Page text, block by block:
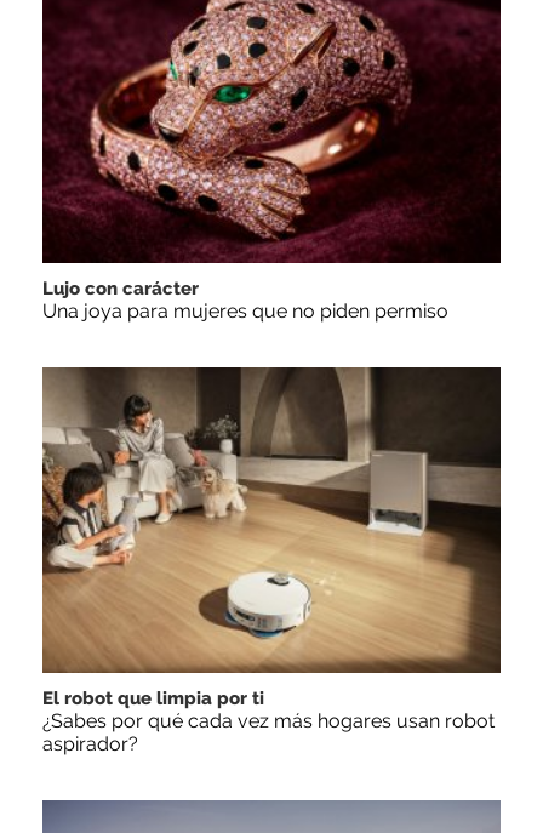
Lujo con carácter
Una joya para mujeres que no piden permiso
El robot que limpia por ti
¿Sabes por qué cada vez más hogares usan robot
aspirador?